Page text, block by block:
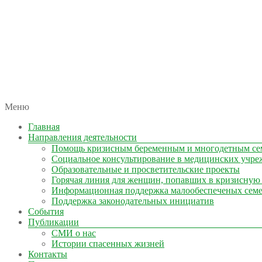
КОЛЫМА — ЗА ЖИЗНЬ
автономная некоммерческая организация
Меню
Главная
Направления деятельности
Помощь кризисным беременным и многодетным
Социальное консультирование в медицинских
Образовательные и просветительские проекты
Горячая линия для женщин, попавших в
Информационная поддержка малообеспеченых
Поддержка законодательных инициатив
События
Публикации
СМИ о нас
Истории спасенных жизней
Контакты